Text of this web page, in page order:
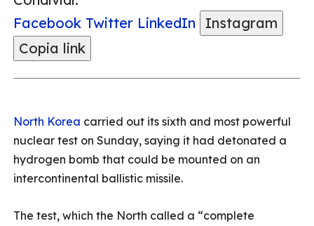
Facebook Twitter LinkedIn
Instagram
Copia link
North Korea carried out its sixth and most powerful
nuclear test on Sunday, saying it had detonated a
hydrogen bomb that could be mounted on an
intercontinental ballistic missile.
The test, which the North called a “complete